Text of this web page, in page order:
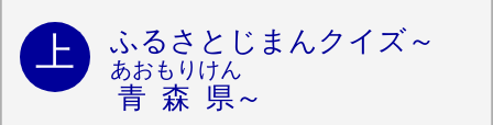
ふるさとじまんクイズ～
青森県
あおもりけん
～